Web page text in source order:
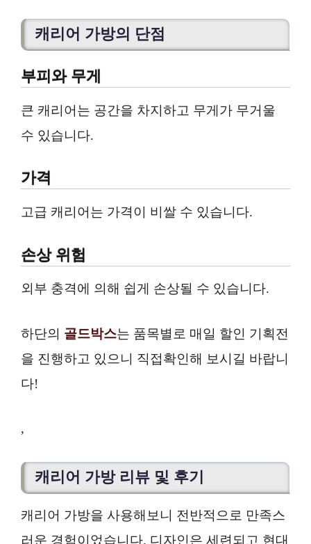
캐리어 가방의 단점
부피와 무게
큰 캐리어는 공간을 차지하고 무게가 무거울
수 있습니다.
가격
고급 캐리어는 가격이 비쌀 수 있습니다.
손상 위험
외부 충격에 의해 쉽게 손상될 수 있습니다.
하단의 골드박스는 품목별로 매일 할인 기획전
을 진행하고 있으니 직접확인해 보시길 바랍니
다!
,
캐리어 가방 리뷰 및 후기
캐리어 가방을 사용해보니 전반적으로 만족스
러운 경험이었습니다. 디자인은 세련되고 현대